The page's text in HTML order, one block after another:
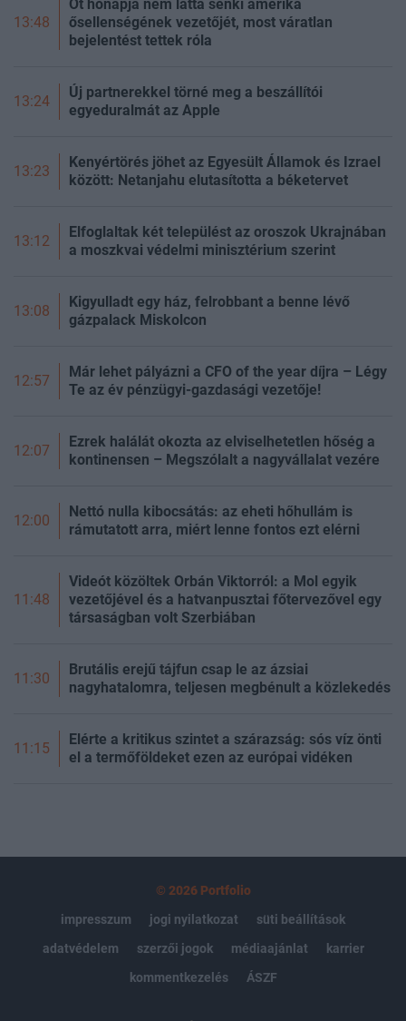
13:48
Öt hónapja nem látta senki amerika
ősellenségének vezetőjét, most váratlan
bejelentést tettek róla
13:24
Új partnerekkel törné meg a beszállítói
egyeduralmát az Apple
13:23
Kenyértörés jöhet az Egyesült Államok és Izrael
között: Netanjahu elutasította a béketervet
13:12
Elfoglaltak két települést az oroszok Ukrajnában
a moszkvai védelmi minisztérium szerint
13:08
Kigyulladt egy ház, felrobbant a benne lévő
gázpalack Miskolcon
12:57
Már lehet pályázni a CFO of the year díjra – Légy
Te az év pénzügyi-gazdasági vezetője!
12:07
Ezrek halálát okozta az elviselhetetlen hőség a
kontinensen – Megszólalt a nagyvállalat vezére
12:00
Nettó nulla kibocsátás: az eheti hőhullám is
rámutatott arra, miért lenne fontos ezt elérni
11:48
Videót közöltek Orbán Viktorról: a Mol egyik
vezetőjével és a hatvanpusztai főtervezővel egy
társaságban volt Szerbiában
11:30
Brutális erejű tájfun csap le az ázsiai
nagyhatalomra, teljesen megbénult a közlekedés
11:15
Elérte a kritikus szintet a szárazság: sós víz önti
el a termőföldeket ezen az európai vidéken
© 2026 Portfolio
impresszum
jogi nyilatkozat
süti beállítások
adatvédelem
szerzői jogok médiaajánlat
karrier
kommentkezelés
ÁSZF